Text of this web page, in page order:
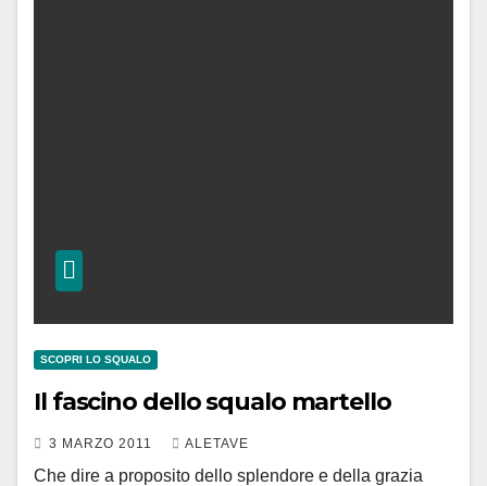
SCOPRI LO SQUALO
Il fascino dello squalo martello
3 MARZO 2011 ALETAVE
Che dire a proposito dello splendore e della grazia